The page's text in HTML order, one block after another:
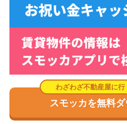
スモッカを無料